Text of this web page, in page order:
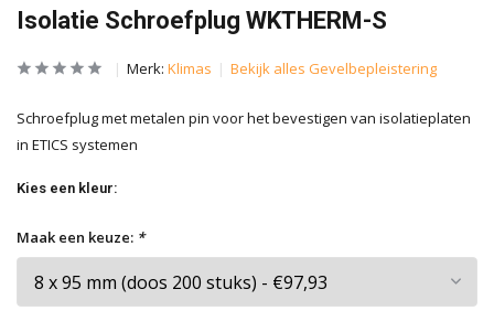
Isolatie Schroefplug WKTHERM-S
Merk: Klimas Bekijk alles Gevelbepleistering
Schroefplug met metalen pin voor het bevestigen van isolatieplaten
in ETICS systemen
Kies een kleur:
Maak een keuze: *